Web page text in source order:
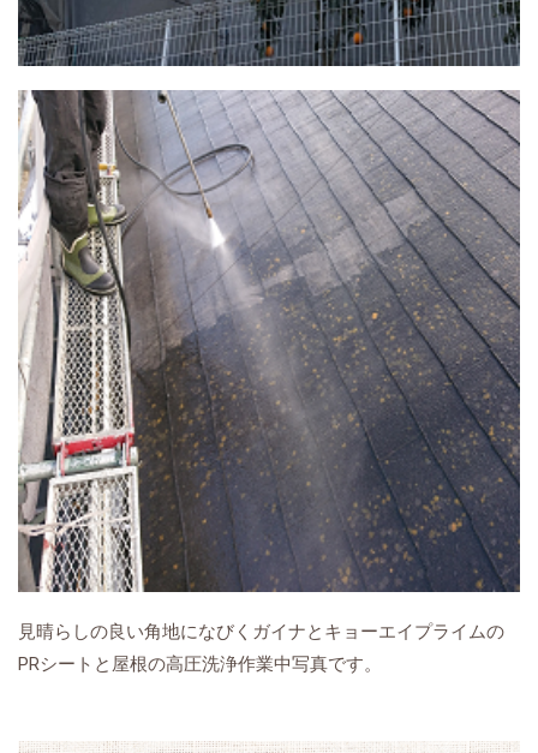
見晴らしの良い角地になびくガイナとキョーエイプライムの
PRシートと屋根の高圧洗浄作業中写真です。